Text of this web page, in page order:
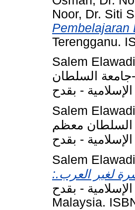
Noor, Dr. Siti
Pembelajaran
Terengganu.
Salem
السلطان
Salem
السلطان معظم
Salem
لغير العرب.
- بقدح,
Malaysia.